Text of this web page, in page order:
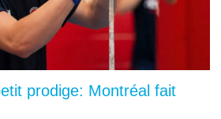
prodige: Montréal fait